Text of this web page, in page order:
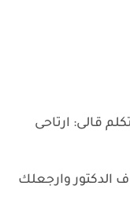
قالى: ارتاحى
الدكتور وارجعلك